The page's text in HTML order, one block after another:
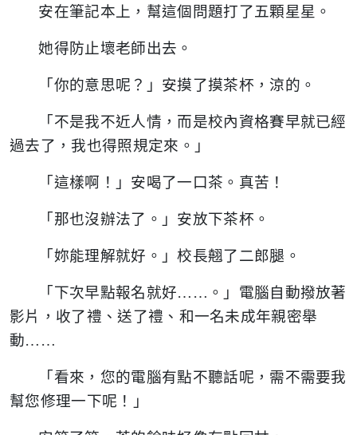
安在筆記本上，幫這個問題打了五顆星星。
她得防止壞老師出去。
「你的意思呢？」安摸了摸茶杯，涼的。
「不是我不近人情，而是校內資格賽早就已經
過去了，我也得照規定來。」
「這樣啊！」安喝了一口茶。真苦！
「那也沒辦法了。」安放下茶杯。
「妳能理解就好。」校長翹了二郎腿。
「下次早點報名就好……。」電腦自動撥放著
影片，收了禮、送了禮、和一名未成年親密舉
動……
「看來，您的電腦有點不聽話呢，需不需要我
幫您修理一下呢！」